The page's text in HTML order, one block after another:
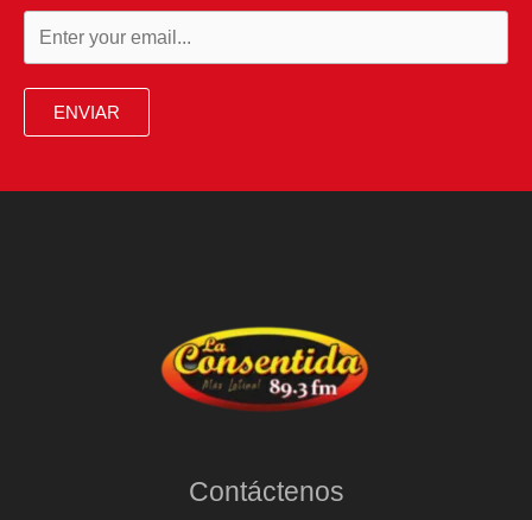
ENVIAR
Contáctenos